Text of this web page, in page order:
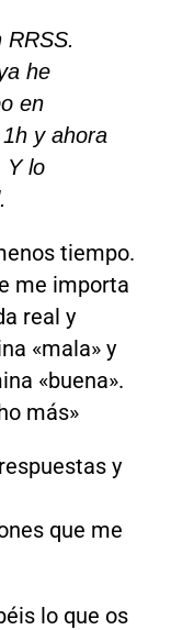
he
en
y ahora
Y lo
tiempo.
me importa
real y
«mala» y
«buena».
más»
y
que me
lo que os